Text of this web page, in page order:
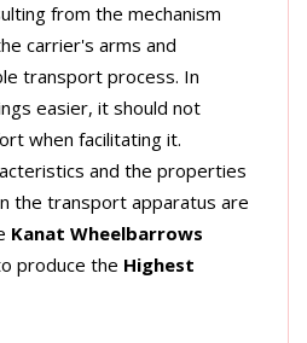
from the mechanism
carrier's arms and
transport process. In
easier, it should not
when facilitating it.
and the properties
the transport apparatus are
Kanat Wheelbarrows
produce the Highest